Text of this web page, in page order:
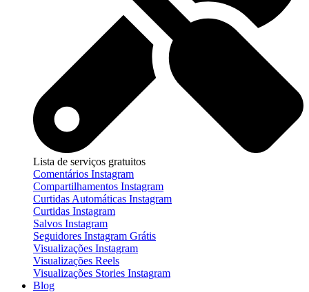
Lista de serviços gratuitos
Comentários Instagram
Compartilhamentos Instagram
Curtidas Automáticas Instagram
Curtidas Instagram
Salvos Instagram
Seguidores Instagram Grátis
Visualizações Instagram
Visualizações Reels
Visualizações Stories Instagram
Blog